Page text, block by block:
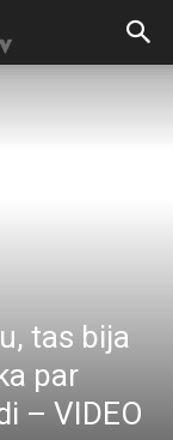
tas bija
par
– VIDEO